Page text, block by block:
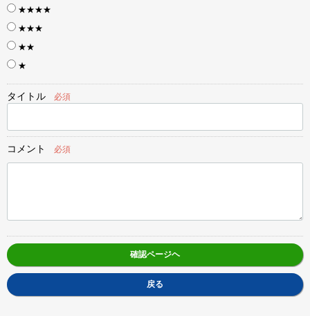
★★★★
★★★
★★
★
タイトル 必須
コメント 必須
確認ページヘ
戻る